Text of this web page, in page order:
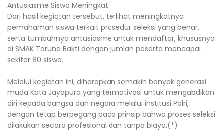
‎Antusiasme Siswa Meningkat
‎Dari hasil kegiatan tersebut, terlihat meningkatnya
pemahaman siswa terkait prosedur seleksi yang benar,
serta tumbuhnya antusiasme untuk mendaftar, khususnya
di SMAK Taruna Bakti dengan jumlah peserta mencapai
sekitar 80 siswa.
‎Melalui kegiatan ini, diharapkan semakin banyak generasi
muda Kota Jayapura yang termotivasi untuk mengabdikan
diri kepada bangsa dan negara melalui institusi Polri,
dengan tetap berpegang pada prinsip bahwa proses seleksi
dilakukan secara profesional dan tanpa biaya.(*)